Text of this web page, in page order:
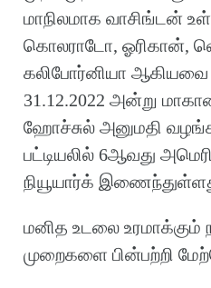
மாநிலமாக வாசிங்டன்
கொலராடோ, ஓரிகான்,
கலிபோர்னியா
31.12.2022 அன்று
ஹோச்சுல் அனுமதி
பட்டியலில் 6ஆவது
நியூயார்க்
மனித உடலை உரமாக்கும்
முறைகளை பின்பற்றி